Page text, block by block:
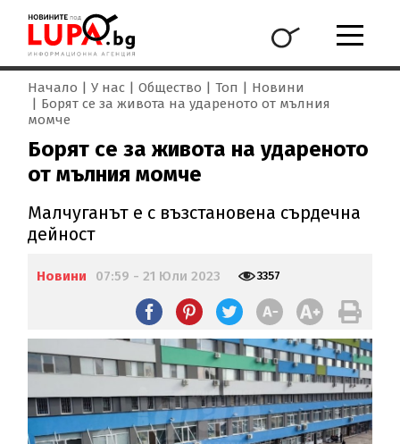
Начало У нас Общество Топ
Новини
Борят се за живота на удареното от мълния
момче
Борят се за живота на удареното
от мълния момче
Малчуганът е с възстановена сърдечна
дейност
Новини 07:59 - 21 Юли 2023 3357